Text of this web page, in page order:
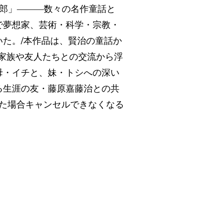
郎」―――数々の名作童話と
想家、芸術・科学・宗教・
。/本作品は、賢治の童話か
族や友人たちとの交流から浮
イチと、妹・トシへの深い
涯の友・藤原嘉藤治との共
合キャンセルできなくなる